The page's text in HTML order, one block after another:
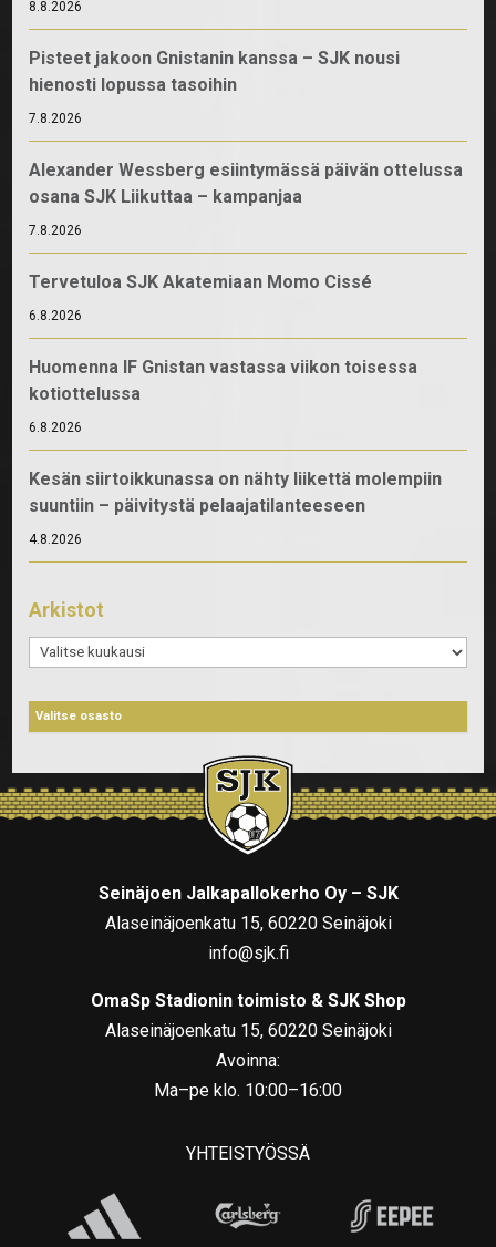
8.8.2026
Pisteet jakoon Gnistanin kanssa – SJK nousi
hienosti lopussa tasoihin
7.8.2026
Alexander Wessberg esiintymässä päivän ottelussa
osana SJK Liikuttaa – kampanjaa
7.8.2026
Tervetuloa SJK Akatemiaan Momo Cissé
6.8.2026
Huomenna IF Gnistan vastassa viikon toisessa
kotiottelussa
6.8.2026
Kesän siirtoikkunassa on nähty liikettä molempiin
suuntiin – päivitystä pelaajatilanteeseen
4.8.2026
Arkistot
Arkistot
Seinäjoen Jalkapallokerho Oy – SJK
Alaseinäjoenkatu 15, 60220 Seinäjoki
info@sjk.fi
OmaSp Stadionin toimisto & SJK Shop
Alaseinäjoenkatu 15, 60220 Seinäjoki
Avoinna:
Ma–pe klo. 10:00–16:00
YHTEISTYÖSSÄ